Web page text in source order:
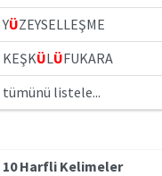
YÜZEYSELLEŞME
KEŞKÜLÜFUKARA
tümünü listele...
10 Harfli Kelimeler